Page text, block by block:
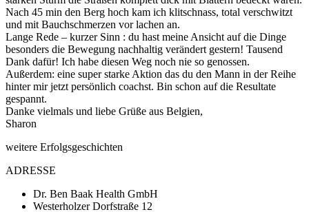
Nach 45 min den Berg hoch kam ich klitschnass, total verschwitzt
und mit Bauchschmerzen vor lachen an.
Lange Rede – kurzer Sinn : du hast meine Ansicht auf die Dinge
besonders die Bewegung nachhaltig verändert gestern! Tausend
Dank dafür! Ich habe diesen Weg noch nie so genossen.
Außerdem: eine super starke Aktion das du den Mann in der Reihe
hinter mir jetzt persönlich coachst. Bin schon auf die Resultate
gespannt.
Danke vielmals und liebe Grüße aus Belgien,
Sharon
weitere Erfolgsgeschichten
ADRESSE
Dr. Ben Baak Health GmbH
Westerholzer Dorfstraße 12